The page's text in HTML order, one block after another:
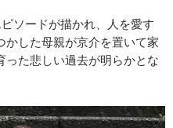
ソードが描かれ、人を愛す
かした母親が京介を置いて家
った悲しい過去が明らかとな